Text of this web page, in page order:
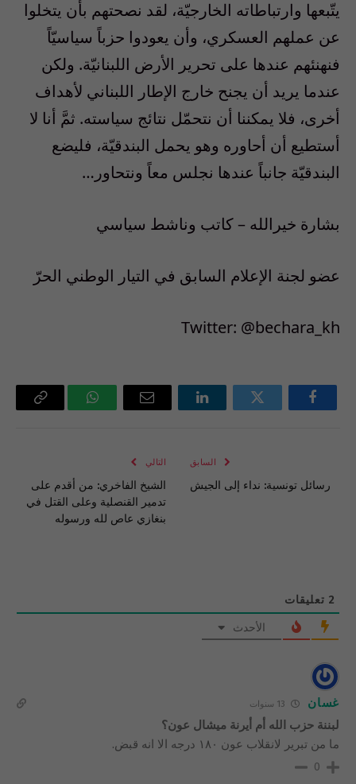
يتّبعها وارتباطاته الخارجيّة، لقد نصحتهم بأن يتخلوا
عن عملهم العسكري، وأن يعودوا حزباً سياسيّاً
فنهنئهم عندها على تحرير الأرض اللبنانيّة. ولكن
عندما يريد أن يجنح خارج الإطار اللبناني لأهداف
أخرى، فلا يمكننا أن نتحمّل نتائج سياسته. ثمَّ أنا لا
أستطيع أن أحاوره وهو يحمل البندقيّة، فليضع
البندقيّة جانباً عندها نجلس معاً ونتحاور…
بشارة خيرالله – كاتب وناشط سياسي
عضو لجنة الإعلام السابق في التيار الوطني الحرّ
Twitter: @bechara_kh
فيسبوك تويتر لينكدإن
البريد
واتساب Copy
السابق
رسائل تونسية: نداء إلى الجيش
التالي
الشيخ الفاخري: من أقدم على
تدمير القنصلية وعلى القتل في
بنغازي عاص لله ورسوله
2 تعليقات
الأحدث
غسان
لبننة حزب الله أم أيرنة ميشال عون؟
ما من تبرير لانقلاب عون ١٨٠ درجه الا انه قبض.
0